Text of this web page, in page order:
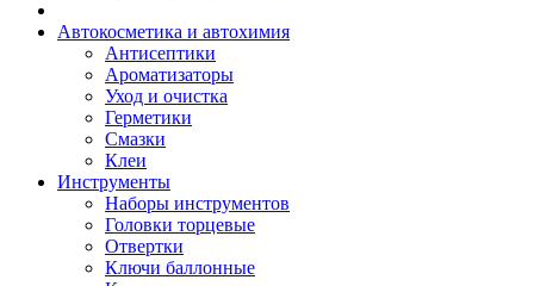
Автокосметика и автохимия
Антисептики
Ароматизаторы
Уход и очистка
Герметики
Смазки
Клеи
Инструменты
Наборы инструментов
Головки торцевые
Отвертки
Ключи баллонные